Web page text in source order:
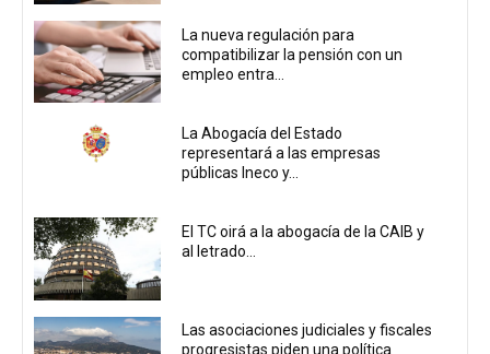
La nueva regulación para
compatibilizar la pensión con un
empleo entra...
La Abogacía del Estado
representará a las empresas
públicas Ineco y...
El TC oirá a la abogacía de la CAIB y
al letrado...
Las asociaciones judiciales y fiscales
progresistas piden una política